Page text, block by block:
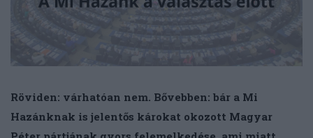
Röviden: várhatóan nem. Bővebben: bár a Mi
Hazánknak is jelentős károkat okozott Magyar